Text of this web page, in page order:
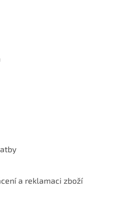
a reklamaci zboží